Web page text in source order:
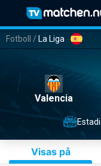
Fotboll / La Liga
Valencia
Visas på